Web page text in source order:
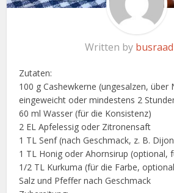
Written by
Zutaten:
100 g Cashewkerne (ungesalzen, über
eingeweicht oder mindestens 2
60 ml Wasser (für die Konsistenz)
2 EL Apfelessig oder Zitronensaft
1 TL Senf (nach Geschmack, z. B.
1 TL Honig oder Ahornsirup (optional,
1/2 TL Kurkuma (für die Farbe,
Salz und Pfeffer nach Geschmack